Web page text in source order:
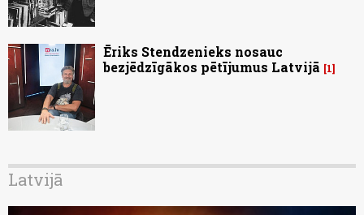
Ēriks Stendzenieks nosauc
bezjēdzīgākos pētījumus Latvijā
1
Latvijā